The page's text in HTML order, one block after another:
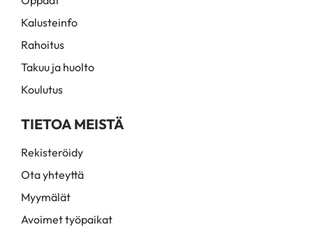
Kalusteinfo
Rahoitus
Takuu ja huolto
Koulutus
TIETOA MEISTÄ
Rekisteröidy
Ota yhteyttä
Myymälät
Avoimet työpaikat